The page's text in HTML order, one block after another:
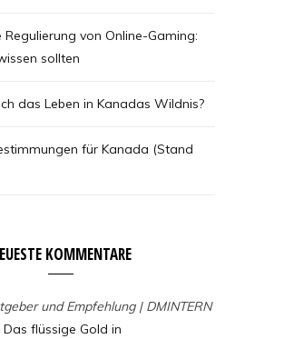
von Online-Gaming:
sollten
das Leben in Kanadas Wildnis?
für Kanada (Stand
KOMMENTARE
und Empfehlung | DMINTERN
flüssige Gold in